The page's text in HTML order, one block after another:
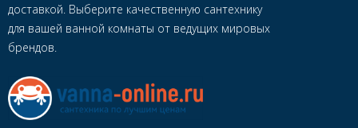
доставкой. Выберите качественную сантехнику
для вашей ванной комнаты от ведущих мировых
брендов.